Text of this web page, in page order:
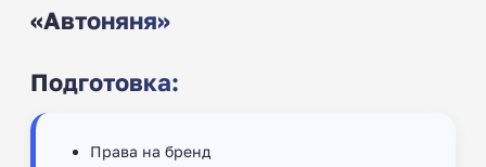
«Автоняня»
Подготовка:
Права на бренд